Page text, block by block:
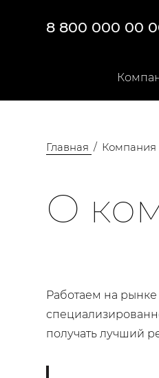
8 800 000 00
Главная Компания
О
Работаем на
получать лучший